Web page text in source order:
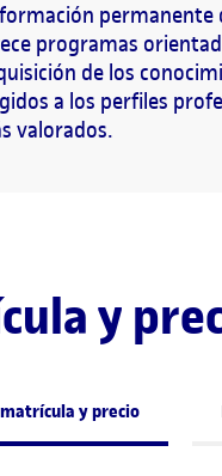
permanente
programas
de los
a los perfiles
valorados.
y
y precio